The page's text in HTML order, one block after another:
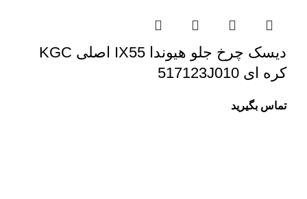
دیسک چرخ جلو هیوندا IX55 اصلی KGC
کره ای 517123J010
تماس بگیرید